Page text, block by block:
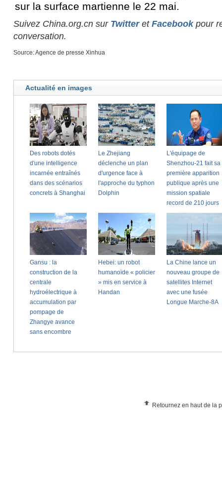
sur la surface martienne le 22 mai.
Suivez China.org.cn sur Twitteret Facebookpour
conversation.
Source: Agence de presse Xinhua
Retournez en haut de la